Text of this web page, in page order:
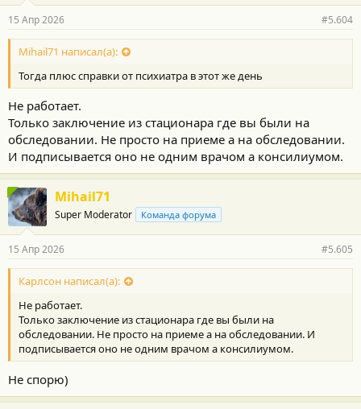
15 Апр 2026 #5.604
Mihail71 написал(а):
Тогда плюс справки от психиатра в этот же день
Не работает.
Только заключение из стационара где вы были на
обследовании. Не просто на приеме а на обследовании.
И подписывается оно не одним врачом а консилиумом.
Mihail71
Super Moderator Команда форума
15 Апр 2026 #5.605
Карлсон написал(а):
Не работает.
Только заключение из стационара где вы были на
обследовании. Не просто на приеме а на обследовании. И
подписывается оно не одним врачом а консилиумом.
Не спорю)